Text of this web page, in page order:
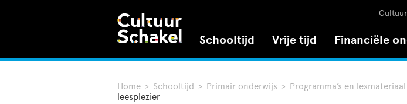
Schooltijd Vrije tijd Financiële
Home > Schooltijd > Primair onderwijs > Programma’s en lesmateriaal
leesplezier